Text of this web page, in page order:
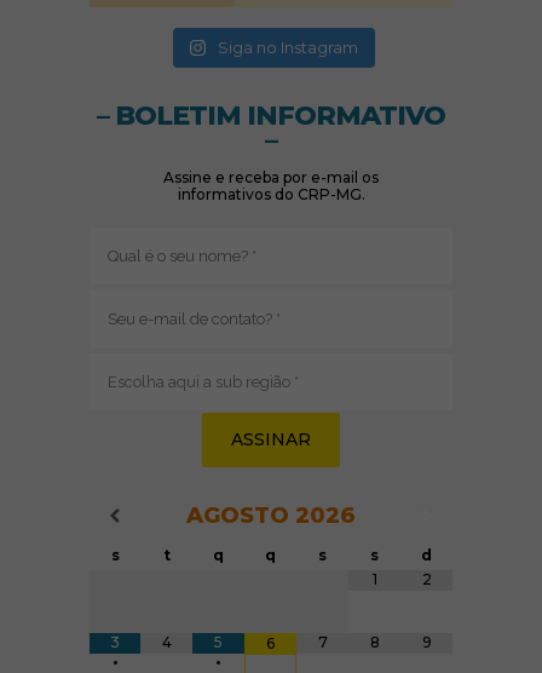
Siga no Instagram
– BOLETIM INFORMATIVO
–
Assine e receba por e-mail os
informativos do CRP-MG.
mail
região
Navegação do Calendário
AGOSTO 2026
s t q q s s
d
1
2
3
•
4
5
•
6 7 8 9